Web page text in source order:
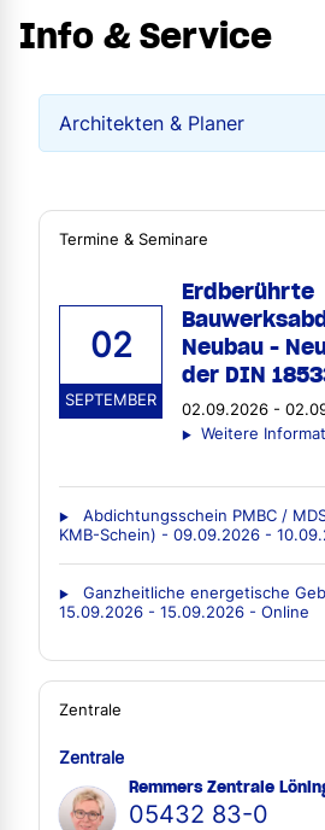
Info & Service
Termine & Seminare
02
SEPTEMBER
Erdberührte
Neubau -
der DIN
02.09.2026 -
Weitere
Abdichtungsschein PMBC /
KMB-Schein) - 09.09.2026 -
Ganzheitliche energetische
15.09.2026 - 15.09.2026 - Online
Zentrale
Zentrale
Remmers Zentrale
05432 83-0